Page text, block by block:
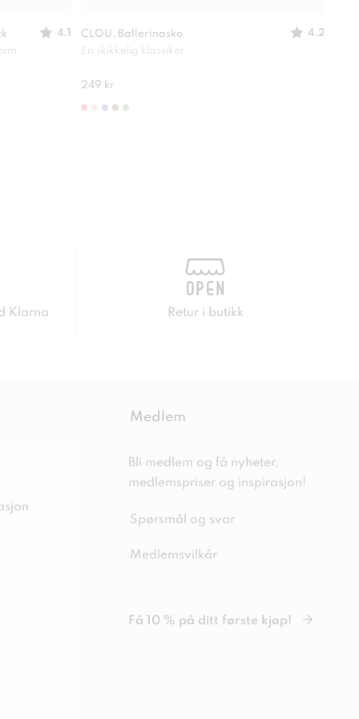
4.1
CLOU, Ballerinasko
4.2
En skikkelig klassiker
249 kr
Klarna Retur i butikk
Medlem
Bli medlem og få nyheter,
medlemspriser og inspirasjon!
Spørsmål og svar
Medlemsvilkår
Få 10 % på ditt første kjøp!